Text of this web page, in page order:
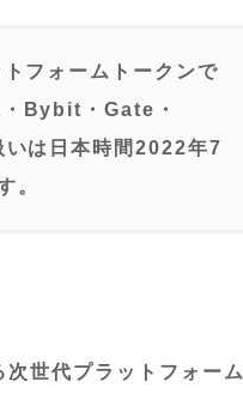
フォームトークンで
Bybit・Gate・
は日本時間2022年7
。
世代プラットフォーム